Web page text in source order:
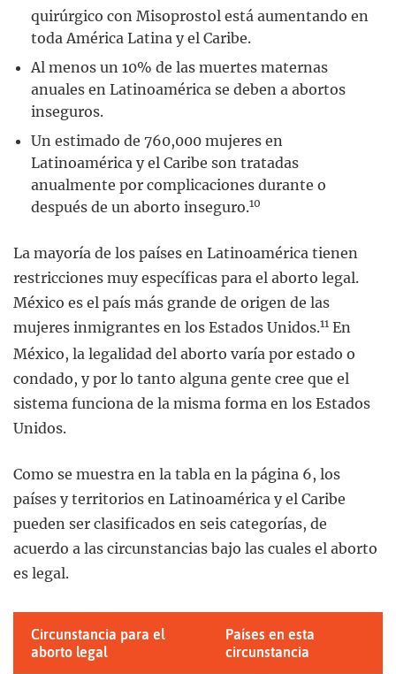
quirúrgico con Misoprostol está aumentando en
toda América Latina y el Caribe.
Al menos un 10% de las muertes maternas
anuales en Latinoamérica se deben a abortos
inseguros.
Un estimado de 760,000 mujeres en
Latinoamérica y el Caribe son tratadas
anualmente por complicaciones durante o
después de un aborto inseguro.10
La mayoría de los países en Latinoamérica tienen
restricciones muy específicas para el aborto legal.
México es el país más grande de origen de las
mujeres inmigrantes en los Estados Unidos.11 En
México, la legalidad del aborto varía por estado o
condado, y por lo tanto alguna gente cree que el
sistema funciona de la misma forma en los Estados
Unidos.
Como se muestra en la tabla en la página 6, los
países y territorios en Latinoamérica y el Caribe
pueden ser clasificados en seis categorías, de
acuerdo a las circunstancias bajo las cuales el aborto
es legal.
Circunstancia para el
aborto legal
Países en esta
circunstancia